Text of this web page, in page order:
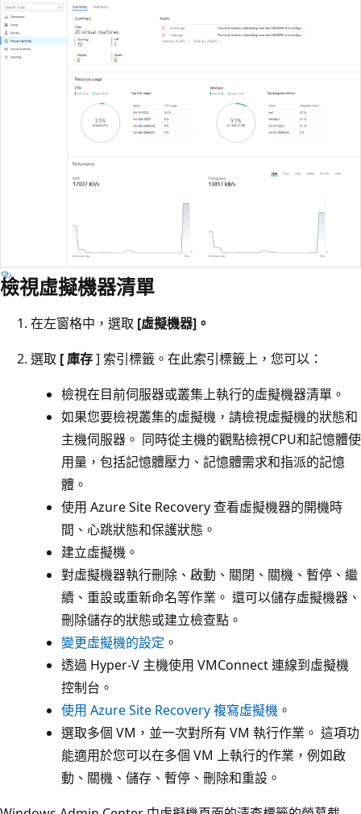
檢視虛擬機器清單
在左窗格中，選取 [虛擬機器]。
選取 [ 庫存] 索引標籤。在此索引標籤上，您可以：
檢視在目前伺服器或叢集上執行的虛擬機器清單。
如果您要檢視叢集的虛擬機，請檢視虛擬機的狀態和
主機伺服器。 同時從主機的觀點檢視CPU和記憶體使
用量，包括記憶體壓力、記憶體需求和指派的記憶
體。
使用 Azure Site Recovery 查看虛擬機器的開機時
間、心跳狀態和保護狀態。
建立虛擬機。
對虛擬機器執行刪除、啟動、關閉、關機、暫停、繼
續、重設或重新命名等作業。 還可以儲存虛擬機器、
刪除儲存的狀態或建立檢查點。
變更虛擬機的設定 。
透過 Hyper-V 主機使用 VMConnect 連線到虛擬機
控制台。
使用 Azure Site Recovery 複寫虛擬機 。
選取多個 VM，並一次對所有 VM 執行作業。 這項功
能適用於您可以在多個 VM 上執行的作業，例如啟
動、關機、儲存、暫停、刪除和重設。